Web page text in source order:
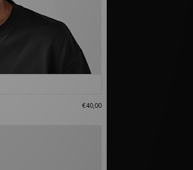
€40,00